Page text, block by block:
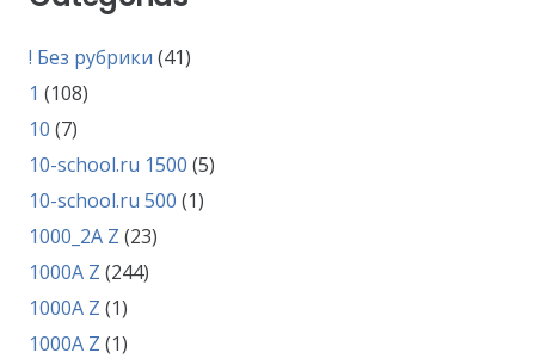
! Без рубрики (41)
1 (108)
10 (7)
10-school.ru 1500 (5)
10-school.ru 500 (1)
1000_2A Z (23)
1000A Z (244)
1000A Z (1)
1000A Z (1)